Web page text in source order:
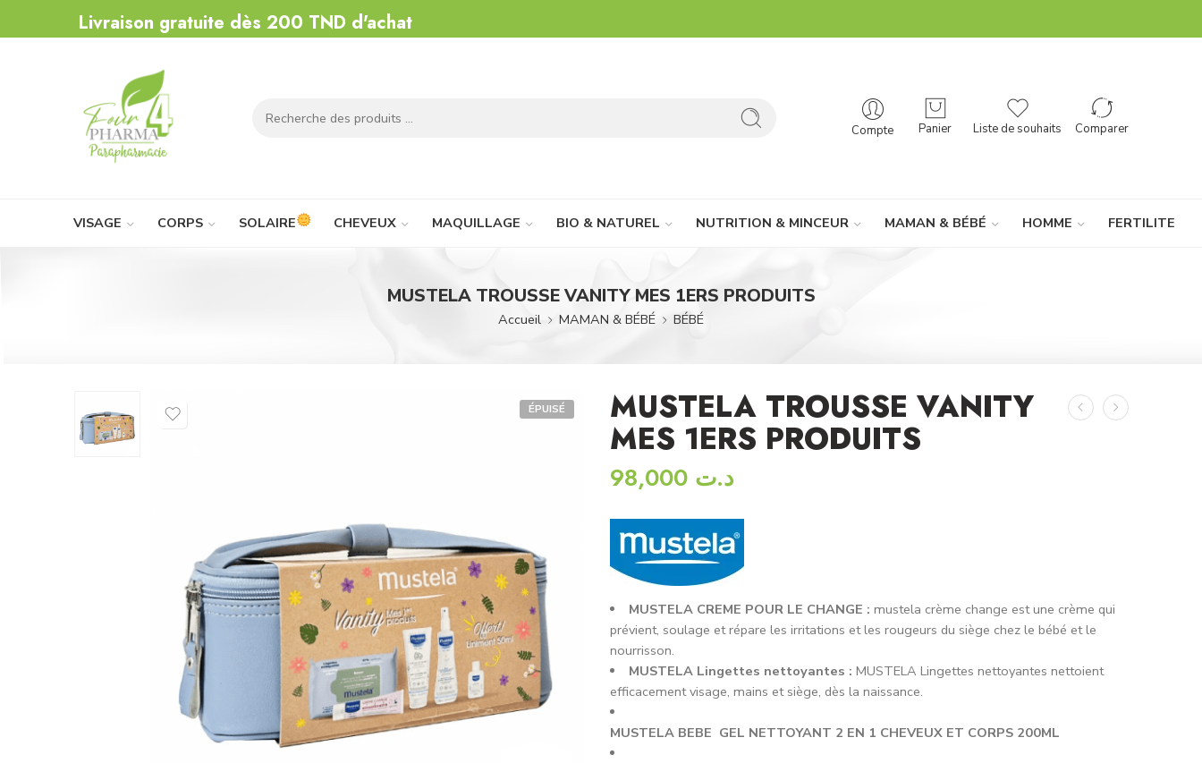
Livraison gratuite dès 200 TND d'achat
Compte Panier Liste de souhaits Comparer
VISAGE CORPS SOLAIRE CHEVEUX MAQUILLAGE BIO & NATUREL NUTRITION & MINCEUR MAMAN & BÉBÉ HOMME FERTILITE
MUSTELA TROUSSE VANITY MES 1ERS PRODUITS
Accueil MAMAN & BÉBÉ BÉBÉ
ÉPUISÉ MUSTELA TROUSSE VANITY
MES 1ERS PRODUITS
د.ت
MUSTELA CREME POUR LE CHANGE : mustela crème change est une crème qui
prévient, soulage et répare les irritations et les rougeurs du siège chez le bébé et le
nourrisson.
MUSTELA Lingettes nettoyantes : MUSTELA Lingettes nettoyantes nettoient
efficacement visage, mains et siège, dès la naissance.
MUSTELA BEBE GEL NETTOYANT 2 EN 1 CHEVEUX ET CORPS 200ML